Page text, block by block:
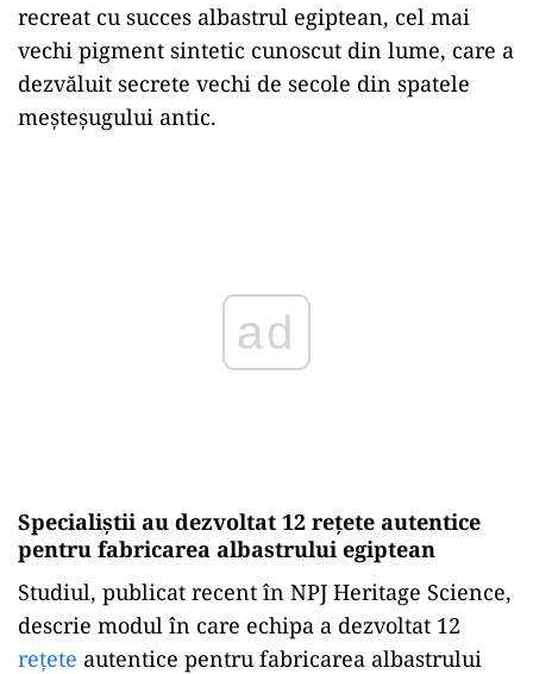
recreat cu succes albastrul egiptean, cel mai
vechi pigment sintetic cunoscut din lume, care a
dezvăluit secrete vechi de secole din spatele
meșteșugului antic.
Specialiștii au dezvoltat 12 rețete autentice
pentru fabricarea albastrului egiptean
Studiul, publicat recent în NPJ Heritage Science,
descrie modul în care echipa a dezvoltat 12
rețete autentice pentru fabricarea albastrului